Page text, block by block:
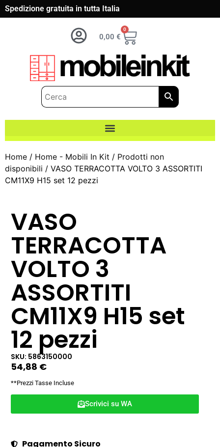
Spedizione gratuita in tutta Italia
0,00 €
0
Home / Home - Mobili In Kit / Prodotti non
disponibili / VASO TERRACOTTA VOLTO 3 ASSORTITI
CM11X9 H15 set 12 pezzi
VASO
TERRACOTTA
VOLTO 3
ASSORTITI
CM11X9 H15 set
12 pezzi
SKU: 5863150000
54,88 €
**Prezzi Tasse Incluse
Scrivici su WA
Pagamento Sicuro